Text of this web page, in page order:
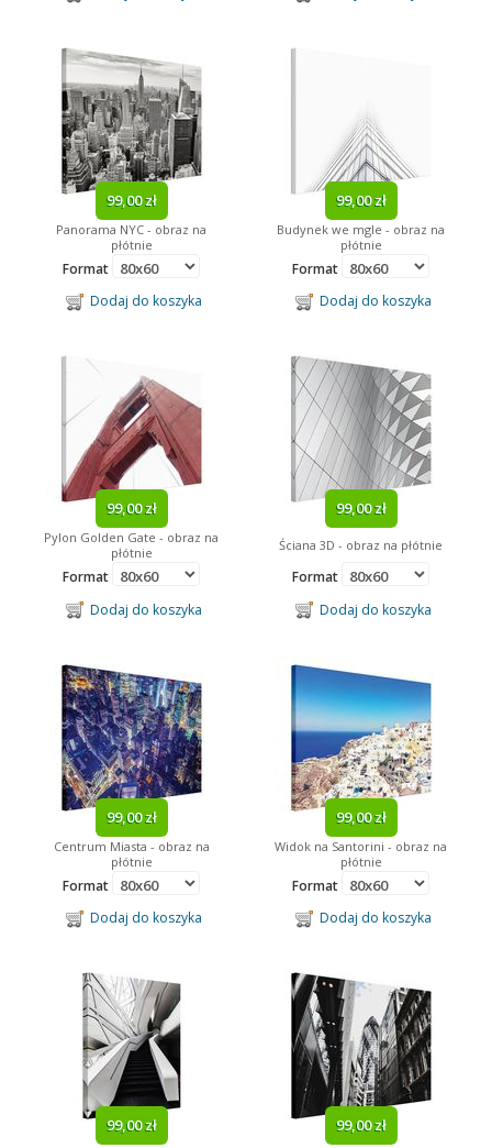
99,00 zł
Panorama NYC - obraz na
płótnie
Format
Dodaj do koszyka
99,00 zł
Budynek we mgle - obraz na
płótnie
Format
Dodaj do koszyka
99,00 zł
Pylon Golden Gate - obraz na
płótnie
Format
Dodaj do koszyka
99,00 zł
Ściana 3D - obraz na płótnie
Format
Dodaj do koszyka
99,00 zł
Centrum Miasta - obraz na
płótnie
Format
Dodaj do koszyka
99,00 zł
Widok na Santorini - obraz na
płótnie
Format
Dodaj do koszyka
99,00 zł 99,00 zł